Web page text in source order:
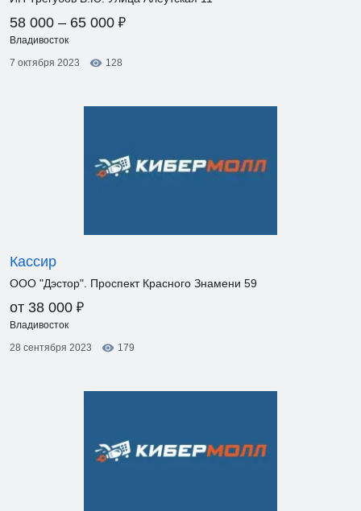
58 000 – 65 000 ₽
Владивосток
7 октября 2023
128
Кассир
ООО "Дэстор". Проспект Красного Знамени 59
от 38 000 ₽
Владивосток
28 сентября 2023
179